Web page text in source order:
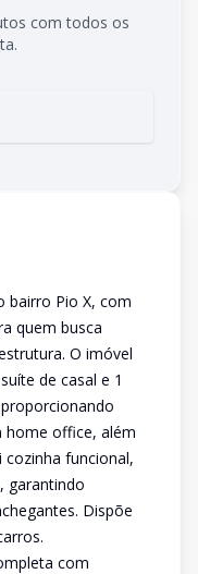
com todos os
bairro Pio X, com
quem busca
O imóvel
de casal e 1
home office, além
cozinha funcional,
garantindo
Dispõe
com